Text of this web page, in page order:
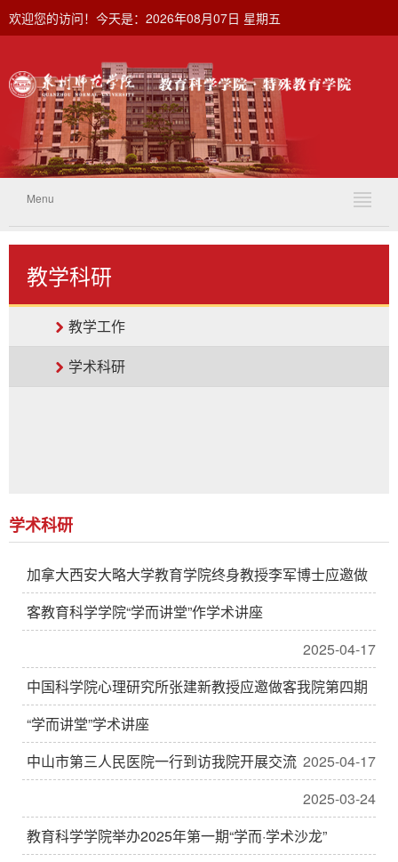
欢迎您的访问！今天是：2026年08月07日 星期五
Menu
教学科研
教学工作
学术科研
学术科研
加拿大西安大略大学教育学院终身教授李军博士应邀做
客教育科学学院“学而讲堂”作学术讲座
2025-04-17
中国科学院心理研究所张建新教授应邀做客我院第四期
“学而讲堂”学术讲座
2025-04-17
中山市第三人民医院一行到访我院开展交流
2025-03-24
教育科学学院举办2025年第一期“学而·学术沙龙”